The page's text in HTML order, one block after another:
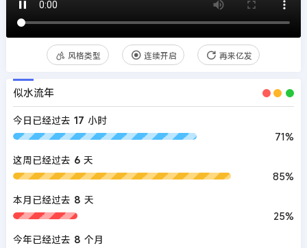
风格类型 连续开启 再来亿发
似水流年
今日已经过去 17 小时
71%
这周已经过去 6 天
85%
本月已经过去 8 天
25%
今年已经过去 8 个月